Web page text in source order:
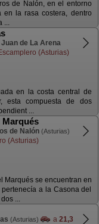
de Nalón, en el entorno
en la rasa costera, dentro
...
Juan de La Arena
(Asturias)
en la costa central de
esta compuesta de dos
...
Marqués
de Nalón (Asturias)
(Asturias)
Marqués se encuentran en
a la Casona del
...
(Asturias) a 21,3